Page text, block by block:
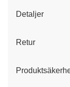
Detaljer
Retur